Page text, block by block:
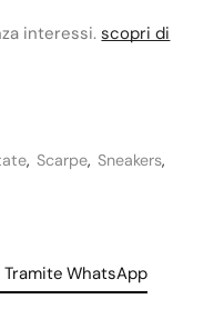
interessi.scopri di
, Scarpe, Sneakers,
WhatsApp